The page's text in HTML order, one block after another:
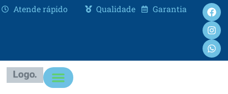
Atende rápido Qualidade Garantia